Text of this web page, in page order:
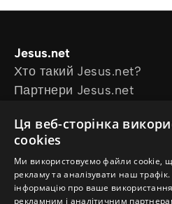
Jesus.net
Хто такий Jesus.net?
Партнери Jesus.net
Explore
Статті для читання
Відео
Our projects
Маю питання
Ця веб-сторінка
cookies
Ми використовуємо файли cookie,
рекламу та аналізувати наш
інформацію про ваше
рекламним і аналітичним